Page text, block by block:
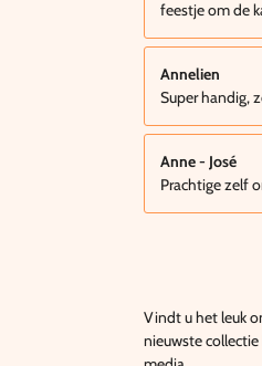
feestje om de
Annelien
Super handig,
Anne - José
Prachtige zelf
Vindt u het leuk
nieuwste